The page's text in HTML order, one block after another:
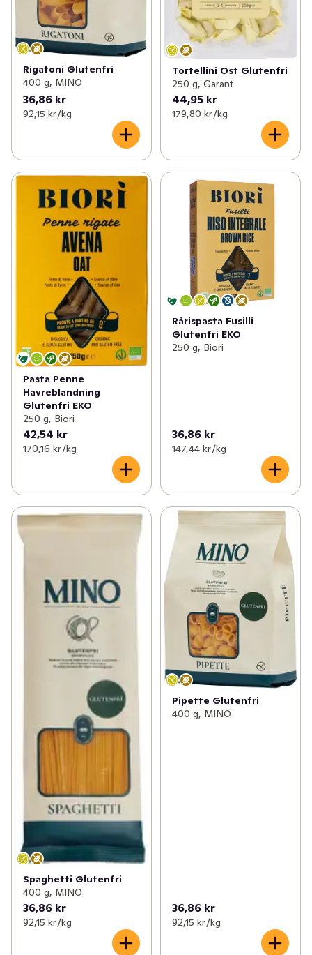
Rigatoni Glutenfri
400 g, MINO
36,86 kr
92,15 kr /kg
Tortellini Ost Glutenfri
250 g, Garant
44,95 kr
179,80 kr /kg
Pasta Penne
Havreblandning
Glutenfri EKO
250 g, Biori
42,54 kr
170,16 kr /kg
Rårispasta Fusilli
Glutenfri EKO
250 g, Biori
36,86 kr
147,44 kr /kg
Spaghetti Glutenfri
400 g, MINO
36,86 kr
92,15 kr /kg
Pipette Glutenfri
400 g, MINO
36,86 kr
92,15 kr /kg